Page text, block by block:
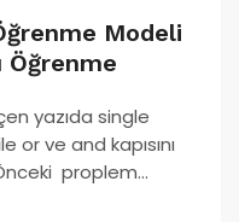
Modeli
Öğrenme
yazıda single
ve and kapısını
proplem...